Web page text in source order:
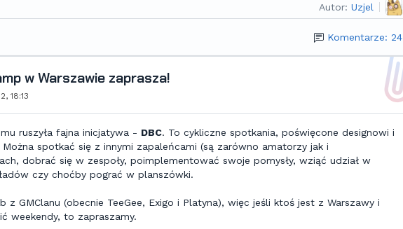
Autor: Uzjel
Komentarze: 24
w Warszawie zaprasza!
18:13
ruszyła fajna inicjatywa - DBC. To cykliczne spotkania, poświęcone designowi i
spotkać się z innymi zapaleńcami (są zarówno amatorzy jak i
dobrać się w zespoły, poimplementować swoje pomysły, wziąć udział w
czy choćby pograć w planszówki.
z GMClanu (obecnie TeeGee, Exigo i Platyna), więc jeśli ktoś jest z Warszawy i
weekendy, to zapraszamy.